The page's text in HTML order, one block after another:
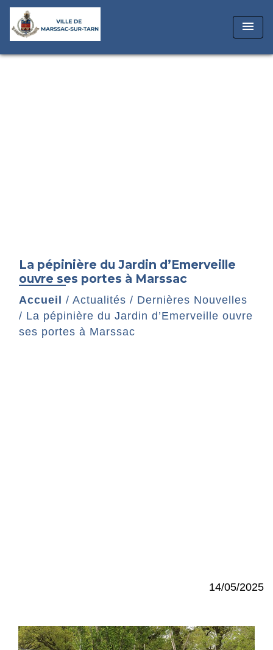
menu
La pépinière du Jardin d’Emerveille
ouvre ses portes à Marssac
Accueil / Actualités / Dernières Nouvelles
/ La pépinière du Jardin d’Emerveille ouvre
ses portes à Marssac
14/05/2025